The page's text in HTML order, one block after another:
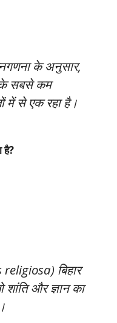
के अनुसार,
के सबसे कम
में से एक रहा है।
है?
religiosa) बिहार
शांति और ज्ञान का